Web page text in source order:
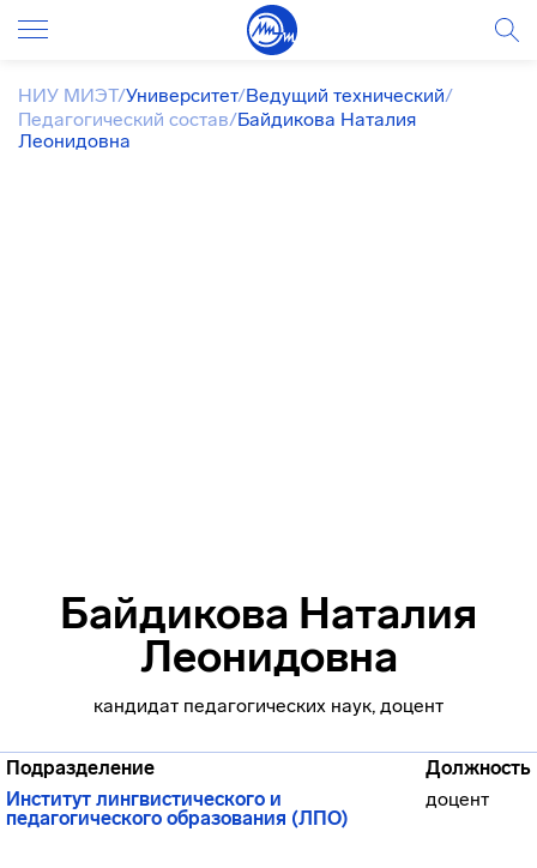
НИУ МИЭТ/Университет/Ведущий технический/
Педагогический состав/Байдикова Наталия
Леонидовна
Байдикова Наталия
Леонидовна
кандидат педагогических наук, доцент
Подразделение
Должность
Институт лингвистического и
педагогического образования (ЛПО)
доцент